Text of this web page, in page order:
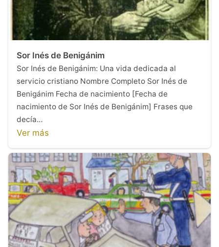
Sor Inés de Benigánim
Sor Inés de Benigánim: Una vida dedicada al
servicio cristiano Nombre Completo Sor Inés de
Benigánim Fecha de nacimiento [Fecha de
nacimiento de Sor Inés de Benigánim] Frases que
decía…
Ver más